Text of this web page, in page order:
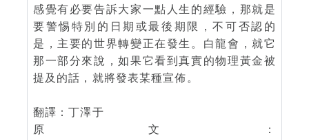
感覺有必要告訴大家一點人生的經驗，那就是
要警惕特別的日期或最後期限，不可否認的
是，主要的世界轉變正在發生。白龍會，就它
那一部分來說，如果它看到真實的物理黃金被
提及的話，就將發表某種宣佈。
翻譯：丁澤于
原文：